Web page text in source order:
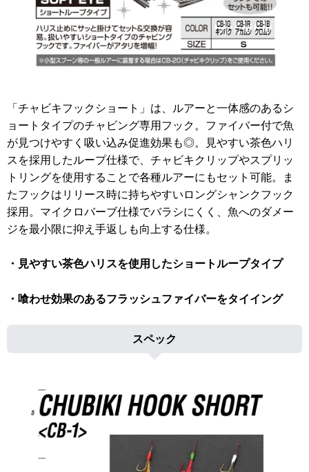
「チャビキフックショート」は、ルアーと一体感のあるシ
ョートタイプのチャビング専用フック。ファイバー付で魚
が見つけやすく吸い込み促進効果も◎。見やすい茶色ハリ
スを採用したループ仕様で、チャビキクリップやスプリッ
トリングを使用することで各種ルアーにもセット可能。ま
たフックはリリース時に持ちやすいロングシャンクフック
採用。マイクロバーブ仕様でバラシにくく、魚へのダメー
ジを最小限に抑え手返しも向上する仕様。
・見やすい茶色ハリスを使用したショートループタイプ
・喰わせ効果のあるフラッシュファイバーをタイイング
スペック